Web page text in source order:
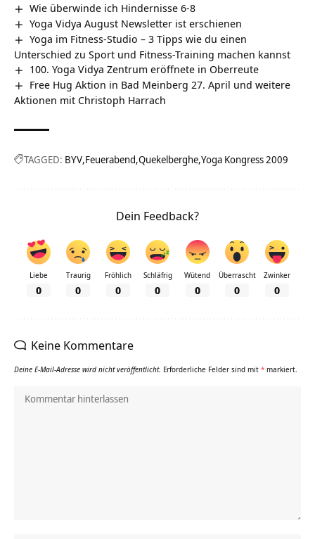
Wie überwinde ich Hindernisse 6-8
Yoga Vidya August Newsletter ist erschienen
Yoga im Fitness-Studio – 3 Tipps wie du einen
Unterschied zu Sport und Fitness-Training machen kannst
100. Yoga Vidya Zentrum eröffnete in Oberreute
Free Hug Aktion in Bad Meinberg 27. April und weitere
Aktionen mit Christoph Harrach
TAGGED: BYV Feuerabend Quekelberghe Yoga Kongress 2009
Dein Feedback?
Liebe
0
Traurig
0
Fröhlich
0
Schläfrig
0
Wütend
0
Überrascht
0
Zwinker
0
Keine Kommentare
Deine E-Mail-Adresse wird nicht veröffentlicht. Erforderliche Felder sind mit * markiert.